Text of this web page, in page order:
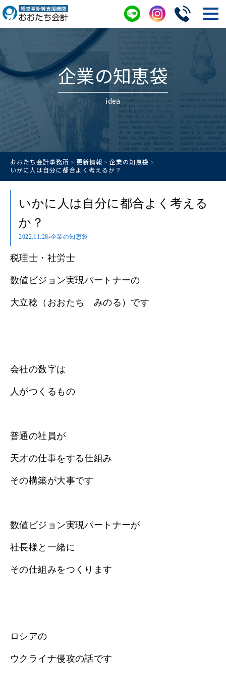
企業の知恵袋
idea
おおたち会計事務所 > 更新情報 > 企業の知恵袋 >
いかに人は自分に都合よく考えるか？
いかに人は自分に都合よく考える
か？
2022.11.28-企業の知恵袋
税理士・社労士
数値ビジョン実現パートナーの
大立稔（おおたち みのる）です
会社の数字は
人がつくるもの
普通の社員が
天才の仕事をする仕組み
その構築が大事です
数値ビジョン実現パートナーが
社長様と一緒に
その仕組みをつくります
ロシアの
ウクライナ侵攻の話です